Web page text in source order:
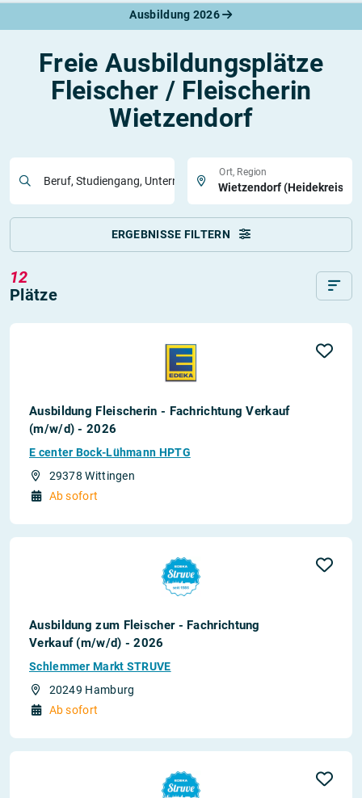
Ausbildung 2026
Freie Ausbildungsplätze
Fleischer / Fleischerin
Wietzendorf
Beruf, Studiengang, Unternehmen
Ort, Region
ERGEBNISSE FILTERN
12
Plätze
Ausbildung Fleischerin - Fachrichtung Verkauf
(m/w/d) - 2026
E center Bock-Lühmann HPTG
29378 Wittingen
Ab sofort
Ausbildung zum Fleischer - Fachrichtung
Verkauf (m/w/d) - 2026
Schlemmer Markt STRUVE
20249 Hamburg
Ab sofort